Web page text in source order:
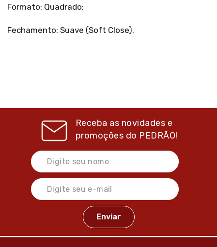
Formato: Quadrado;
Fechamento: Suave (Soft Close).
Receba as novidades e
promoções do PEDRÃO!